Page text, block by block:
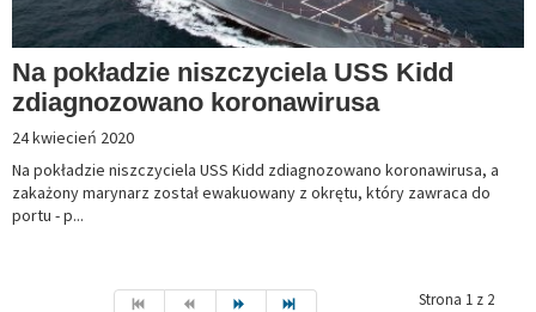
Na pokładzie niszczyciela USS Kidd
zdiagnozowano koronawirusa
24 kwiecień 2020
Na pokładzie niszczyciela USS Kidd zdiagnozowano koronawirusa, a
zakażony marynarz został ewakuowany z okrętu, który zawraca do
portu - p...
Strona 1 z 2